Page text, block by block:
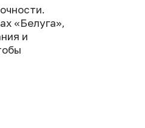
«Белуга»,
и